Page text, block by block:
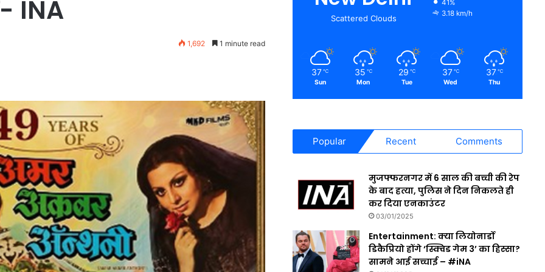
INA
1,692 1 minute read
Scattered Clouds
41%
3.18 km/h
37 ℃
Sun
35 ℃
Mon
29 ℃
Tue
37 ℃
Wed
37 ℃
Thu
Popular Recent Comments
मुजफ्फरनगर में 6 साल की बच्ची की रेप
के बाद हत्या, पुलिस ने दिन निकलते ही
कर दिया एनकाउंटर
03/01/2025
Entertainment: क्या लियोनार्डो
डिकैप्रियो होंगे ‘स्क्विड गेम 3’ का हिस्सा?
सामने आई सच्चाई – #iNA